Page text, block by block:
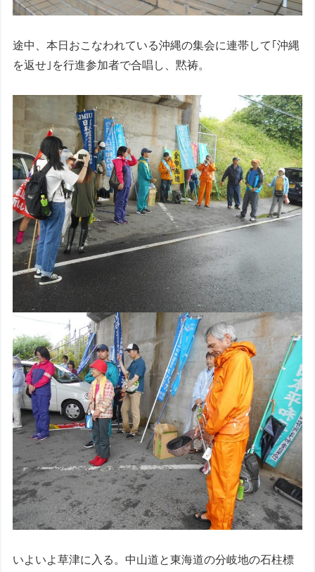
途中、本日おこなわれている沖縄の集会に連帯して｢沖縄
を返せ｣を行進参加者で合唱し、黙祷。
いよいよ草津に入る。中山道と東海道の分岐地の石柱標